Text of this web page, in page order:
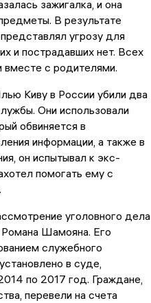
зажигалка, и она
В результате
угрозу для
и пострадавших нет. Всех
вместе с родителями.
Киву в России убили два
Они использовали
обвиняется в
информации, а также в
он испытывал к экс-
помогать ему с
уголовного дела
Шамояна. Его
служебного
в суде,
по 2017 год. Граждане,
перевели на счета